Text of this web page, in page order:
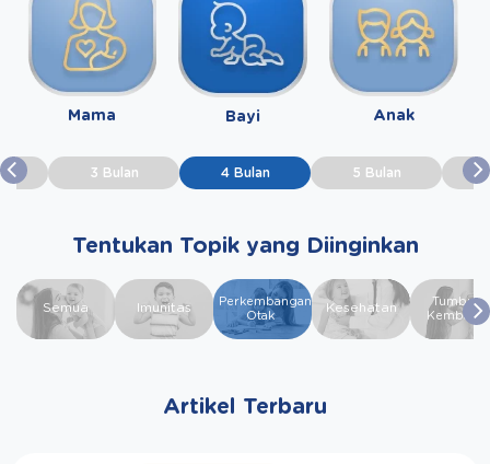
Mama Bayi Anak
3 Bulan 4 Bulan 5 Bulan
Tentukan Topik yang Diinginkan
Semua Imunitas
Perkembangan
Otak
Kesehatan
Tumbuh
Kembang
Artikel Terbaru